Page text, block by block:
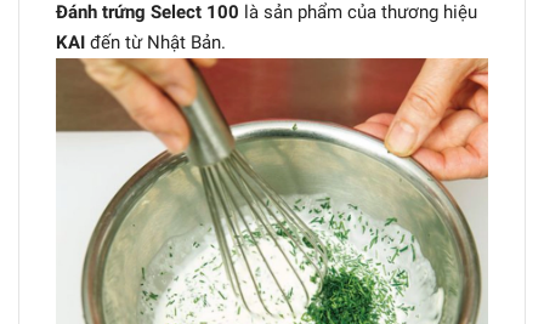
Đánh trứng Select 100 là sản phẩm của thương hiệu
KAI đến từ Nhật Bản.